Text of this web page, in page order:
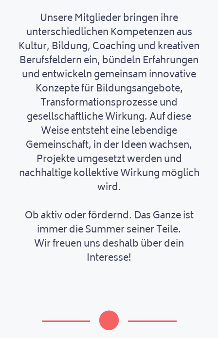
Unsere Mitglieder bringen ihre
unterschiedlichen Kompetenzen aus
Kultur, Bildung, Coaching und kreativen
Berufsfeldern ein, bündeln Erfahrungen
und entwickeln gemeinsam innovative
Konzepte für Bildungsangebote,
Transformationsprozesse und
gesellschaftliche Wirkung. Auf diese
Weise entsteht eine lebendige
Gemeinschaft, in der Ideen wachsen,
Projekte umgesetzt werden und
nachhaltige kollektive Wirkung möglich
wird.
Ob aktiv oder fördernd. Das Ganze ist
immer die Summer seiner Teile.
Wir freuen uns deshalb über dein
Interesse!